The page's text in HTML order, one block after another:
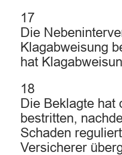
17
Die
Klagabweisung
hat
18
Die Beklagte hat
bestritten,
Schaden
Versicherer